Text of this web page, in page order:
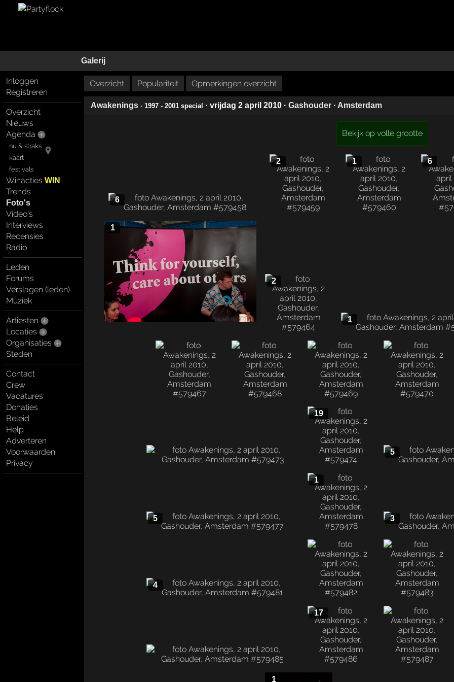
Galerij
Inloggen
Registreren
Overzicht
Nieuws
Agenda
nu & straks
kaart
festivals
WinactiesWIN
Trends
Foto's
Video's
Interviews
Recensies
Radio
Leden
Forums
Verslagen (leden)
Muziek
Artiesten
Locaties
Organisaties
Steden
Contact
Crew
Vacatures
Donaties
Beleid
Help
Adverteren
Voorwaarden
Privacy
Overzicht Populariteit Opmerkingen overzicht
Awakenings · 1997 - 2001 special · vrijdag 2 april 2010 · Gashouder · Amsterdam
Bekijk op volle grootte
6
2 1 6
1
2
1
19
5
5
1
3
4
17
1